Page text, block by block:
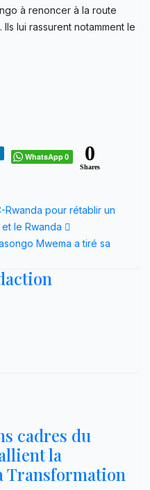
à renoncer à la route
lui rassurent notamment le
WhatsApp0 0
Shares
Rwanda pour rétablir un
le Rwanda
Mwema a tiré sa
cadres du
la
Transformation